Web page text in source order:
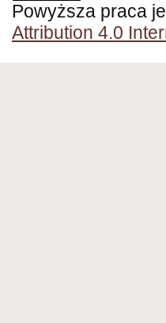
Powyższa praca
Attribution 4.0